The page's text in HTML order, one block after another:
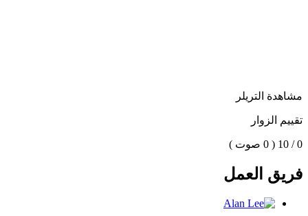
مشاهدة التريلر
تقييم الزوار
0 / 10 ( 0 صوت )
فريق العمل